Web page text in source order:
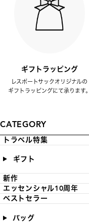
ギフトラッピング
レスポートサックオリジナルの
ギフトラッピングにて承ります。
CATEGORY
トラベル特集
ギフト
新作
エッセンシャル10周年
ベストセラー
バッグ